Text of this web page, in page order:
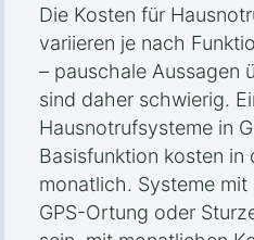
Die Kosten für
variieren je nach
– pauschale Aussagen
sind daher schwierig.
Hausnotrufsysteme in
Basisfunktion kosten
monatlich. Systeme
GPS-Ortung oder